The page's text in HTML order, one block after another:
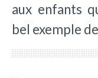
aux enfants
bel exemple